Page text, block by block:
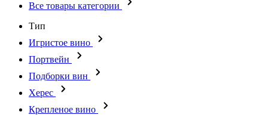
Все товары категории
Тип
Игристое вино
Портвейн
Подборки вин
Херес
Крепленое вино